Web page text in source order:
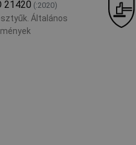
21420 (:2020)
Általános